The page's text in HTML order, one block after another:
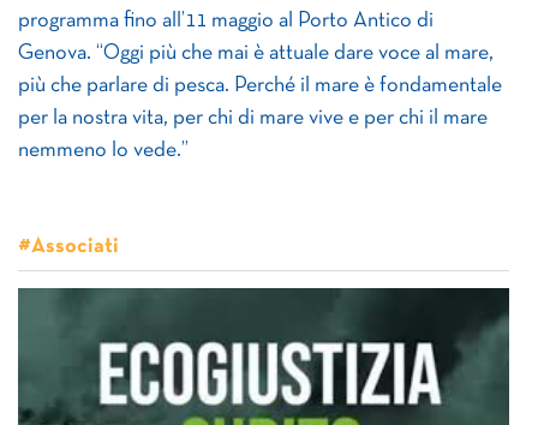
programma fino all’11 maggio al Porto Antico di
Genova. “Oggi più che mai è attuale dare voce al mare,
più che parlare di pesca. Perché il mare è fondamentale
per la nostra vita, per chi di mare vive e per chi il mare
nemmeno lo vede.”
#Associati